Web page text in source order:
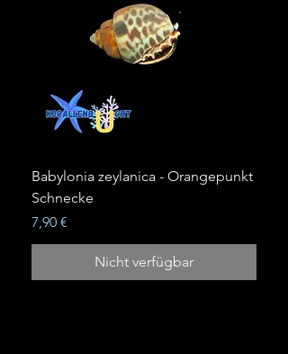
Babylonia zeylanica - Orangepunkt
Schnecke
Preis
7,90 €
Nicht verfügbar